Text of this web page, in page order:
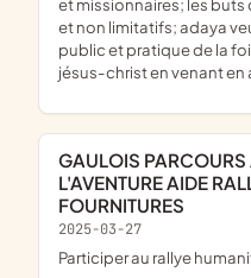
et missionnaires; les
et non limitatifs; adaya
public et pratique de la
jésus-christ en venant en
GAULOIS PARCOURS ASSOCIATION
L'AVENTURE AIDE
FOURNITURES
2025-03-27
participer au rallye